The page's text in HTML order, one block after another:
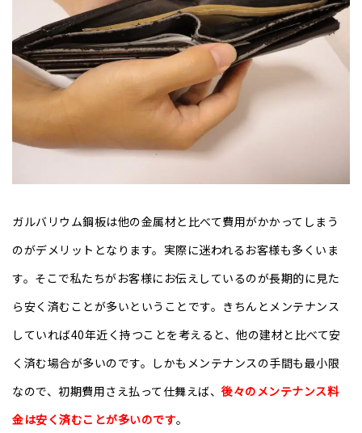
ガルバリウム鋼板は他の金属材と比べて費用がかかってしまう
のがデメリットとなります。実際に迷われるお客様も多くいま
す。そこで私たちがお客様にお伝えしているのが長期的に見た
ら安く済むことが多いということです。きちんとメンテナンス
していれば40年近く持つことを考えると、他の建材と比べて安
く済む場合が多いのです。しかもメンテナンスの手間も最小限
なので、初期費用さえ払って仕舞えば、後々のメンテナンス料
金は安く済むことが多いのです。